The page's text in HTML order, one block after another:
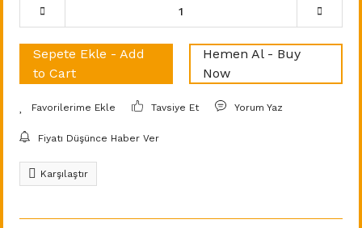
Sepete Ekle - Add
to Cart
Hemen Al - Buy
Now
Tavsiye Et Yorum Yaz
Fiyatı Düşünce Haber Ver
Karşılaştır